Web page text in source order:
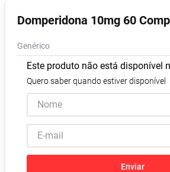
Domperidona 10mg 60
Genérico
Este produto não está disponível
Quero saber quando estiver disponível
Enviar
6º Shampoo
7º
8 Absorvente
9º Vitamina D
10 º